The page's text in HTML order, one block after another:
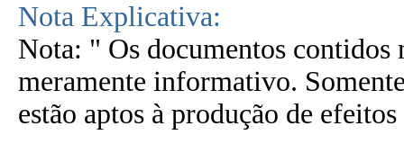
Nota Explicativa:
Nota: " Os documentos contidos
meramente informativo.
estão aptos à produção de